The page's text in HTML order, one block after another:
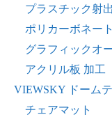
プラスチック射
ポリカーボネー
グラフィックオ
アクリル板 加工
VIEWSKY ドーム
チェアマット